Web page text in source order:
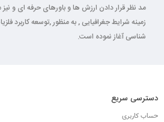
مد نظر قرار دادن ارزش ها و باورهای حرفه ای و
زمینه شرایط جغرافیایی , به منظور ,توسعه کاربرد
شناسی آغاز نموده است.
دسترسی سریع
حساب کاربری